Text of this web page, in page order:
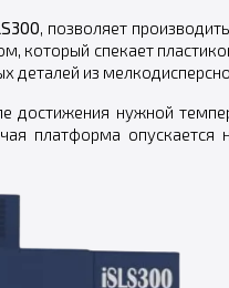
, позволяет
который спекает
из
достижения нужной
платформа